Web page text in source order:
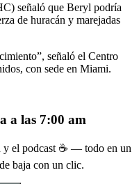
señaló que Beryl podría
de huracán y marejadas
señaló el Centro
con sede en Miami.
a las 7:00 am
y el podcast ☕ — todo en un
baja con un clic.